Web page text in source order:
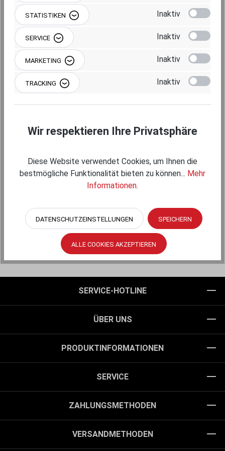
Produkt Anzahl: Gib den gewünschten
Produktnummer:
Beschreibung
SERVICE-HOTLINE
ÜBER UNS
PRODUKTINFORMATIONEN
SERVICE
ZAHLUNGSMETHODEN
VERSANDMETHODEN
STATISTIKEN Inaktiv
SERVICE Inaktiv
MARKETING Inaktiv
TRACKING Inaktiv
Wir respektieren Ihre Privatsphäre
Diese Website verwendet Cookies, um Ihnen die
bestmögliche Funktionalität bieten zu können... Mehr
Informationen.
DATENSCHUTZEINSTELLUNGEN SPEICHERN
ALLE COOKIES AKZEPTIEREN